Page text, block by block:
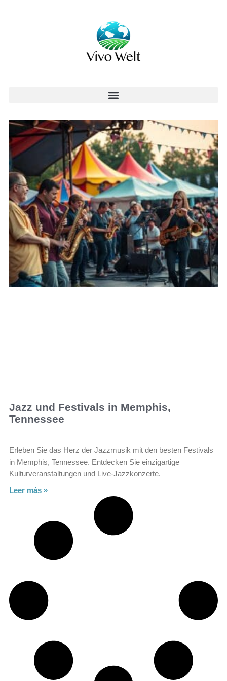
Jazz und Festivals in Memphis,
Tennessee
Erleben Sie das Herz der Jazzmusik mit den besten Festivals
in Memphis, Tennessee. Entdecken Sie einzigartige
Kulturveranstaltungen und Live-Jazzkonzerte.
Leer más »